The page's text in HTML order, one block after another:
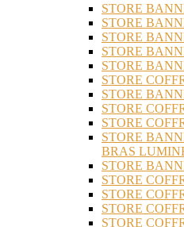
STORE
STORE
STORE
STORE
STORE
STORE
STORE
STORE
STORE
STORE
BRAS
STORE
STORE
STORE
STORE
STORE